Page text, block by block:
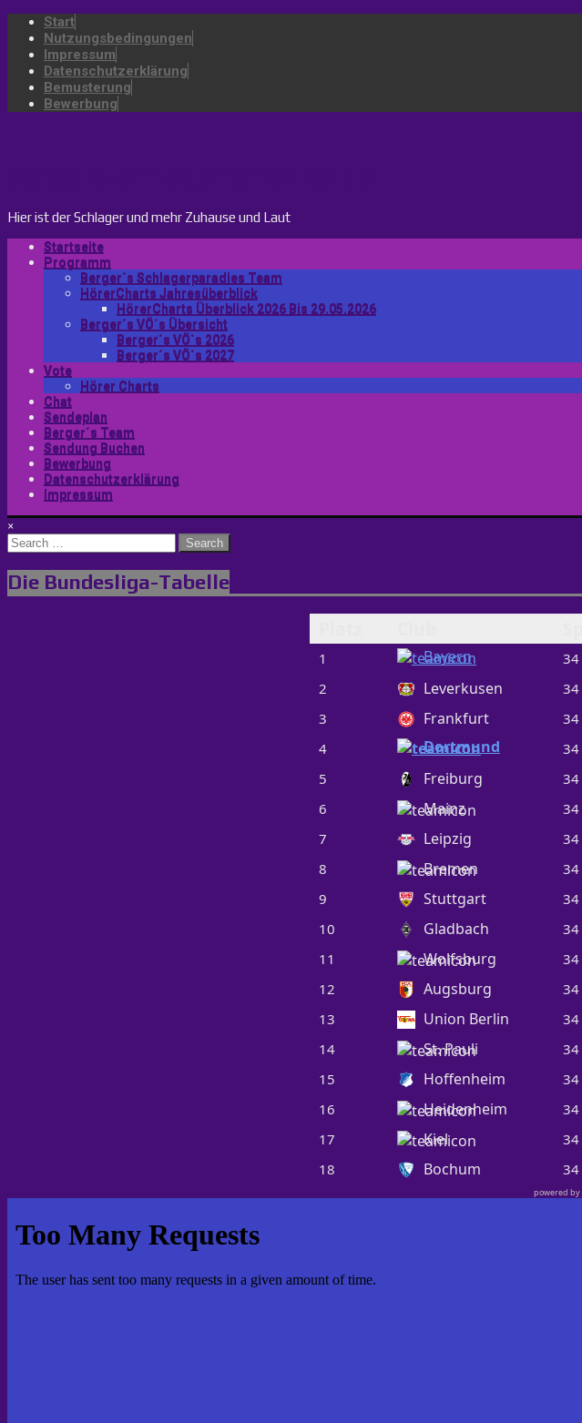
Start
Nutzungsbedingungen
Impressum
Datenschutzerklärung
Bemusterung
Bewerbung
Hier ist der Schlager und mehr Zuhause und Laut
Startseite
Programm
Berger´s Schlagerparadies Team
HörerCharts Jahresüberblick
HörerCharts Überblick 2026 Bis 29.05.2026
Berger´s VÖ´s Übersicht
Berger´s VÖ`s 2026
Berger´s VÖ`s 2027
Vote
Hörer Charts
Chat
Sendeplan
Berger´s Team
Sendung Buchen
Bewerbung
Datenschutzerklärung
Impressum
×
Search
for:
Die Bundesliga-Tabelle
1 Bayern 34
2 Leverkusen 34
3 Frankfurt 34
4 Dortmund 34
5 Freiburg 34
6 Mainz 34
7 Leipzig 34
8 Bremen 34
9 Stuttgart 34
10 Gladbach 34
11 Wolfsburg 34
12 Augsburg 34
13 Union Berlin 34
14 St. Pauli 34
15 Hoffenheim 34
16 Heidenheim 34
17 Kiel 34
18 Bochum 34
powered by